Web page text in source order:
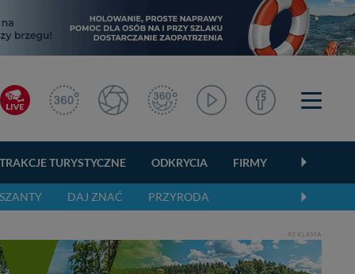
TURYSTYCZNE ODKRYCIA FIRMY
SZANTY DAJ ZNAĆ PRZYRODA
REKLAMA